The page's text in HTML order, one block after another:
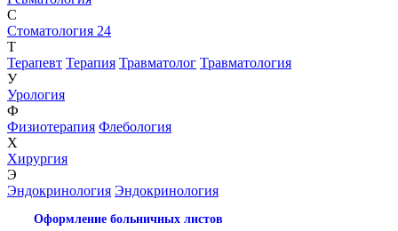
С
Стоматология 24
Т
Терапевт Терапия Травматолог Травматология
У
Урология
Ф
Физиотерапия Флебология
Х
Хирургия
Э
Эндокринология Эндокринология
Оформление больничных листов